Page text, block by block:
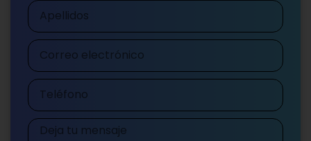
Apellidos
Correo
electrónico
Teléfono
Mensaje